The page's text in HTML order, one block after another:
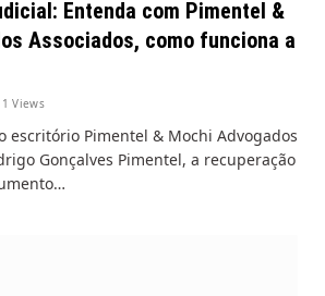
Entenda com Pimentel &
Associados, como funciona a
1Views
escritório Pimentel & Mochi Advogados
Gonçalves Pimentel, a recuperação